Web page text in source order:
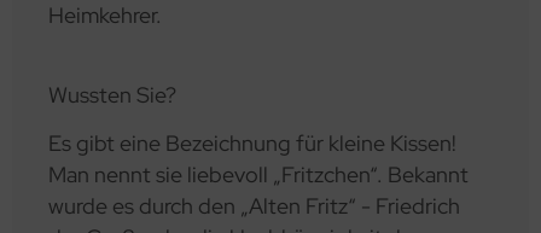
Heimkehrer.
Wussten Sie?
Es gibt eine Bezeichnung für kleine Kissen!
Man nennt sie liebevoll „Fritzchen“. Bekannt
wurde es durch den „Alten Fritz“ - Friedrich